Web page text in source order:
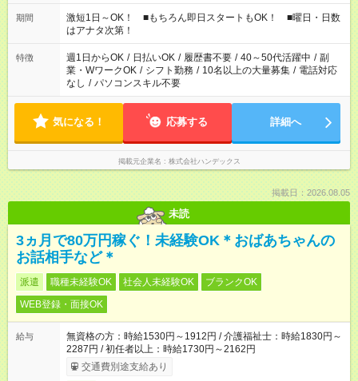
期間
激短1日～OK！ ■もちろん即日スタートもOK！ ■曜日・日数
はアナタ次第！
特徴 週1日からOK / 日払いOK / 履歴書不要 / 40～50代活躍中 / 副
業・WワークOK / シフト勤務 / 10名以上の大量募集 / 電話対応
なし / パソコンスキル不要
気になる！ 応募する 詳細へ
掲載元企業名 株式会社ハンデックス
掲載日：2026.08.05
未読
3ヵ月で80万円稼ぐ！未経験OK＊おばあちゃんの
お話相手など＊
派遣 職種未経験OK 社会人未経験OK
ブランクOK
WEB登録・面接OK
給与
無資格の方：時給1530円～1912円 / 介護福祉士：時給1830円～
2287円 / 初任者以上：時給1730円～2162円
交通費別途支給あり